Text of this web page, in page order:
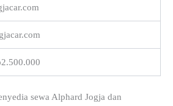
sewa Alphard Jogja dan